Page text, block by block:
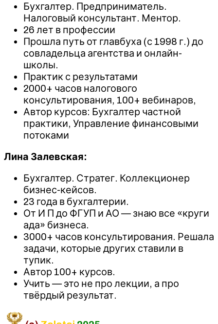
Бухгалтер. Предприниматель.
Налоговый консультант. Ментор.
26 лет в профессии
Прошла путь от главбуха (с 1998 г.) до
совладельца агентства и онлайн-
школы.
Практик с результатами
2000+ часов налогового
консультирования, 100+ вебинаров,
Автор курсов: Бухгалтер частной
практики, Управление финансовыми
потоками
Лина Залевская:
Бухгалтер. Стратег. Коллекционер
бизнес-кейсов.
23 года в бухгалтерии.
От И П до ФГУП и АО — знаю все «круги
ада» бизнеса.
3000+ часов консультирования. Решала
задачи, которые других ставили в
тупик.
Автор 100+ курсов.
Учить — это не про лекции, а про
твёрдый результат.